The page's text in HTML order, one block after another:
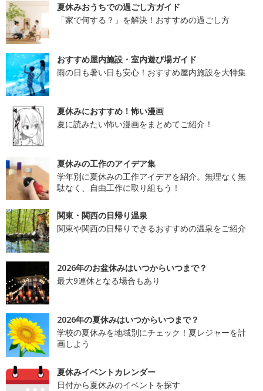
夏休みおうちでの過ごし方ガイド
「家で何する？」を解決！おすすめの過ごし方
おすすめ屋内施設・室内遊び場ガイド
雨の日も暑い日も安心！おすすめ屋内施設を大特集
夏休みにおすすめ！怖い漫画
夏に読みたい怖い漫画をまとめてご紹介！
夏休みの工作のアイデア集
学年別に夏休みの工作アイデアを紹介。無理なく無
駄なく、自由工作に取り組もう！
関東・関西の日帰り温泉
関東や関西の日帰りできるおすすめの温泉をご紹介
2026年のお盆休みはいつからいつまで？
最大9連休となる場合もあり
2026年の夏休みはいつからいつまで？
学校の夏休みを地域別にチェック！夏レジャーを計
画しよう
夏休みイベントカレンダー
日付から夏休みのイベントを探す